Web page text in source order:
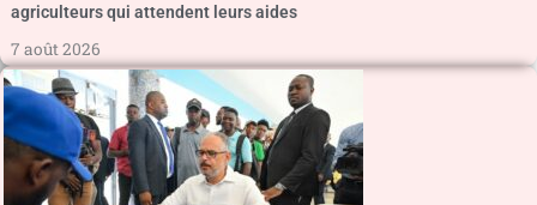
agriculteurs qui attendent leurs aides
7 août 2026